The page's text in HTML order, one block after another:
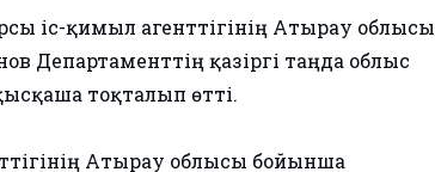
іс-қимыл агенттігінің Атырау облысы
Департаменттің қазіргі таңда облыс
тоқталып өтті.
Атырау облысы бойынша